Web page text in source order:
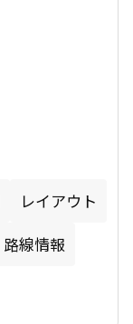
レイアウト
路線情報